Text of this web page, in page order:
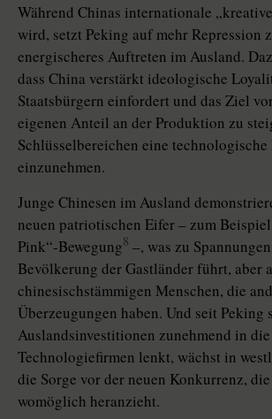
Während Chinas internationale
wird, setzt Peking auf mehr Repression
energischeres Auftreten im Ausland.
dass China verstärkt ideologische
Staatsbürgern einfordert und das Ziel
eigenen Anteil an der Produktion zu
Schlüsselbereichen eine
einzunehmen.
Junge Chinesen im Ausland
neuen patriotischen Eifer – zum
Pink“-Bewegung8 –, was zu
Bevölkerung der Gastländer führt, aber
chinesischstämmigen Menschen, die
Überzeugungen haben. Und seit Peking
Auslandsinvestitionen zunehmend in
Technologiefirmen lenkt, wächst in
die Sorge vor der neuen Konkurrenz,
womöglich heranzieht.